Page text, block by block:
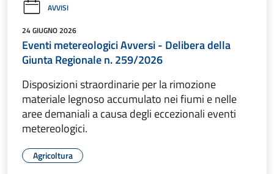
AVVISI
24 GIUGNO 2026
Eventi metereologici Avversi - Delibera della
Giunta Regionale n. 259/2026
Disposizioni straordinarie per la rimozione
materiale legnoso accumulato nei fiumi e nelle
aree demaniali a causa degli eccezionali eventi
metereologici.
Agricoltura